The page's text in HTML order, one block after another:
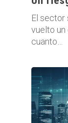
El sector
vuelto
cuanto…